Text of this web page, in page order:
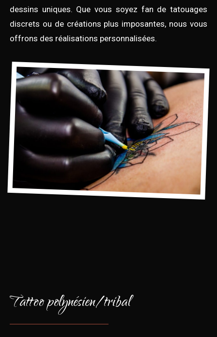
dessins uniques. Que vous soyez fan de tatouages
discrets ou de créations plus imposantes, nous vous
offrons des réalisations personnalisées.
Tattoo polynésien/tribal